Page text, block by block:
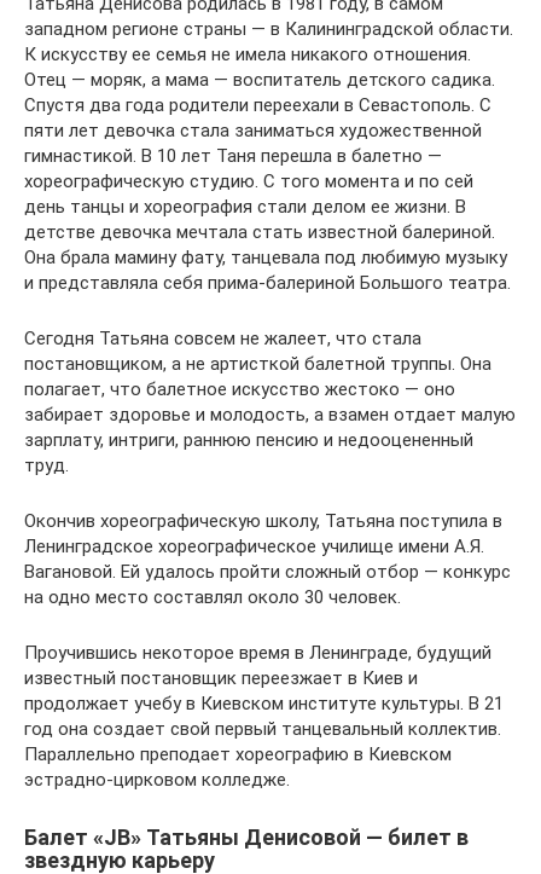
западном регионе страны — в Калининградской области.
К искусству ее семья не имела никакого отношения.
Отец — моряк, а мама — воспитатель детского садика.
Спустя два года родители переехали в Севастополь. С
пяти лет девочка стала заниматься художественной
гимнастикой. В 10 лет Таня перешла в балетно —
хореографическую студию. С того момента и по сей
день танцы и хореография стали делом ее жизни. В
детстве девочка мечтала стать известной балериной.
Она брала мамину фату, танцевала под любимую музыку
и представляла себя прима-балериной Большого театра.
Сегодня Татьяна совсем не жалеет, что стала
постановщиком, а не артисткой балетной труппы. Она
полагает, что балетное искусство жестоко — оно
забирает здоровье и молодость, а взамен отдает малую
зарплату, интриги, раннюю пенсию и недооцененный
труд.
Окончив хореографическую школу, Татьяна поступила в
Ленинградское хореографическое училище имени А.Я.
Вагановой. Ей удалось пройти сложный отбор — конкурс
на одно место составлял около 30 человек.
Проучившись некоторое время в Ленинграде, будущий
известный постановщик переезжает в Киев и
продолжает учебу в Киевском институте культуры. В 21
год она создает свой первый танцевальный коллектив.
Параллельно преподает хореографию в Киевском
эстрадно-цирковом колледже.
Балет «JB» Татьяны Денисовой — билет в
звездную карьеру